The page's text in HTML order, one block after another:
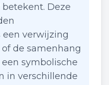
Deze
verwijzing
de samenhang
symbolische
in verschillende